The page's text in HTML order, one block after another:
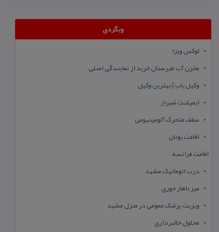
وبگردی
لوکس ویزا
مخزن آب طبرستان خرید از نمایندگی اصلی
وکیل یاب | بهترین وکیل
ایمپلنت شیراز
سقف متحرک آلومینیومی
اقامت یونان
اقامت فرانسه
درب اتوماتیک مشهد
میز ناهار خوری
ویزیت پزشک عمومی در منزل مشهد
محلول خالبرداری